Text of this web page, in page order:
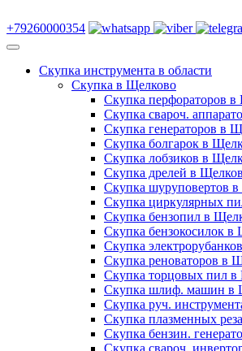
+79260000354
Скупка инструмента в области
Скупка в Щелково
Скупка перфораторов
Скупка свароч.
Скупка генераторов в
Скупка болгарок в
Скупка лобзиков в
Скупка дрелей в
Скупка шуруповертов
Скупка циркулярных
Скупка бензопил в
Скупка бензокосилок в
Скупка
Скупка реноваторов в
Скупка торцовых пил
Скупка шлиф. машин в
Скупка руч.
Скупка плазменных
Скупка бензин.
Скупка свароч.